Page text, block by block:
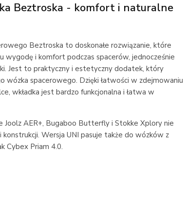
Beztroska - komfort i naturalne
Beztroska to doskonałe rozwiązanie, które
wygodę i komfort podczas spacerów, jednocześnie
Jest to praktyczny i estetyczny dodatek, który
wózka spacerowego. Dzięki łatwości w zdejmowaniu
wkładka jest bardzo funkcjonalna i łatwa w
Joolz AER+, Bugaboo Butterfly i Stokke Xplory nie
konstrukcji. Wersja UNI pasuje także do wózków z
Cybex Priam 4.0.